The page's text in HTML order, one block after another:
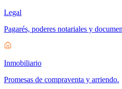
Legal
Pagarés, poderes notariales y
Inmobiliario
Promesas de compraventa y arriendo.